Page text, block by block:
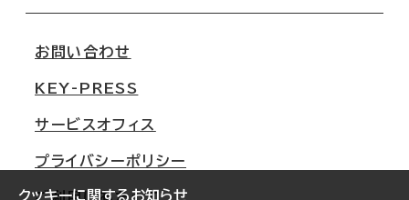
クッキーに関するお知らせ
移転スケジュール
オフィス移転Q&A
大阪
名古屋
札幌
お問い合わせ
KEY-PRESS
サービスオフィス
プライバシーポリシー
ご利用にあたって